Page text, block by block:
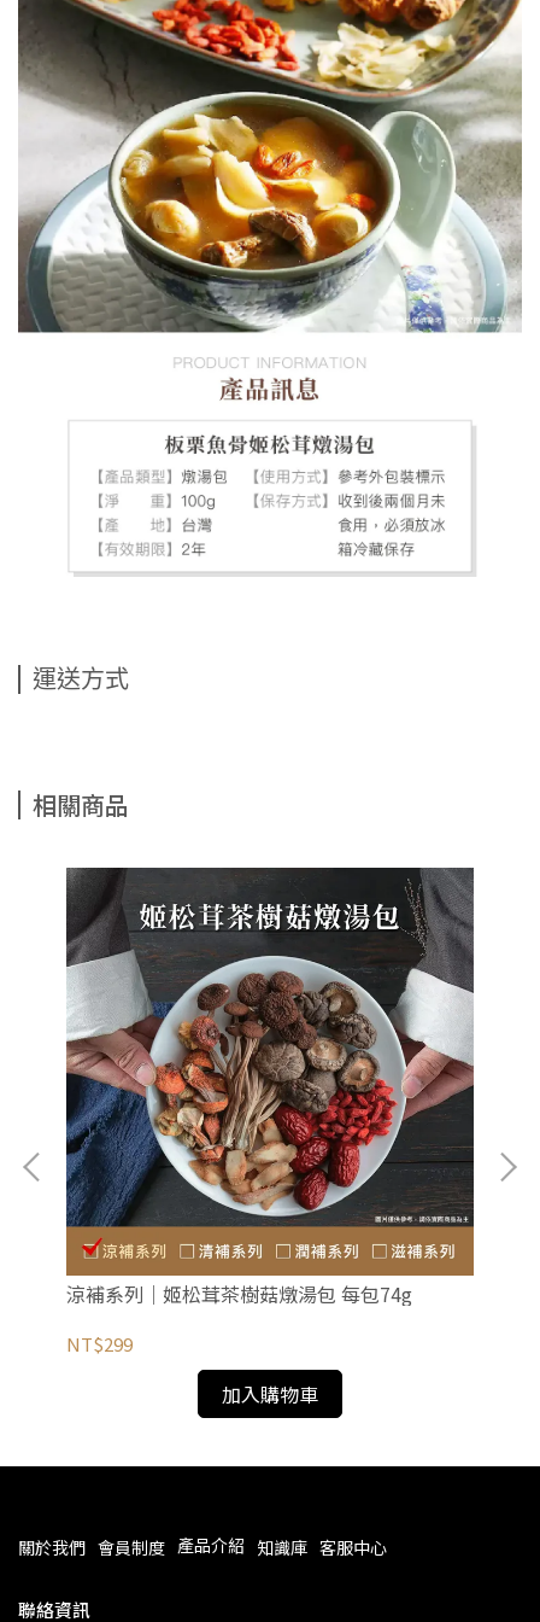
運送方式
相關商品
涼補系列｜姬松茸茶樹菇燉湯包 每包74g
NT$299
加入購物車
關於我們 會員制度 產品介紹 知識庫 客服中心
聯絡資訊